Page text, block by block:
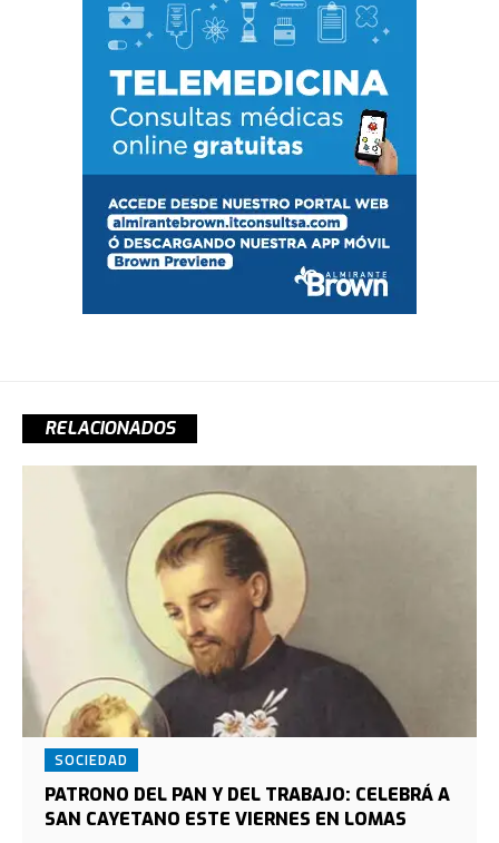
RELACIONADOS
SOCIEDAD
PATRONO DEL PAN Y DEL TRABAJO: CELEBRÁ A
SAN CAYETANO ESTE VIERNES EN LOMAS